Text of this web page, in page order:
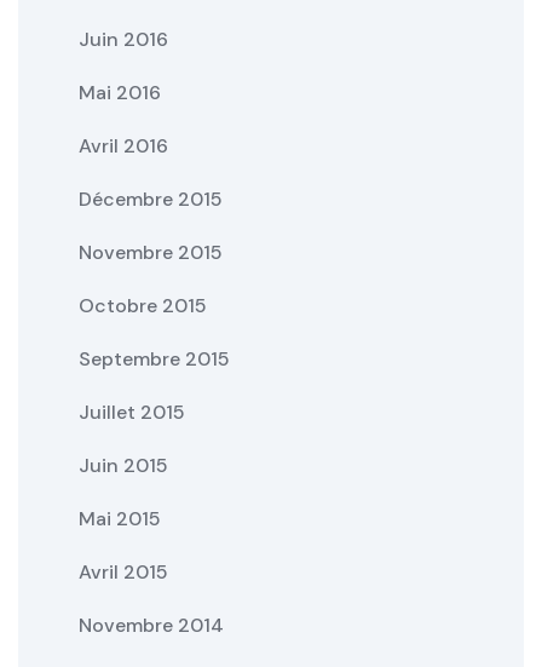
Juin 2016
Mai 2016
Avril 2016
Décembre 2015
Novembre 2015
Octobre 2015
Septembre 2015
Juillet 2015
Juin 2015
Mai 2015
Avril 2015
Novembre 2014